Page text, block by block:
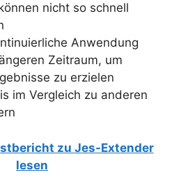
nicht so schnell
Anwendung
Zeitraum, um
zu erzielen
im Vergleich zu anderen
zu Jes-Extender
lesen